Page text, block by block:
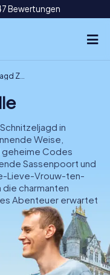
Bewertungen
DE
IE
Zwolle
in
Weise,
geheime Codes
Sassenpoort und
Lieve-Vrouw-ten-
charmanten
Abenteuer erwartet